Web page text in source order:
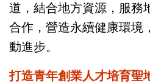
道，結合地方資源，服務
合作，營造永續健康環境
動進步。
打造青年創業人才培育聖